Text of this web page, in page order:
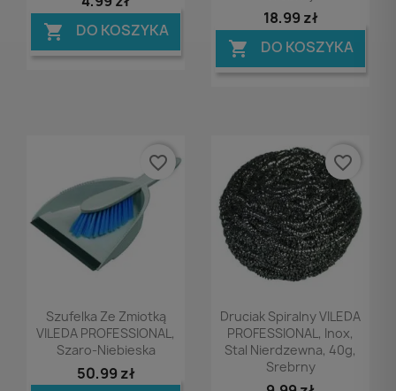
 DO KOSZYKA
18,99 zł
 DO KOSZYKA
Podgląd
Szufelka Ze Zmiotką
VILEDA PROFESSIONAL,
Szaro-Niebieska
50,99 zł
favorite_border
Podgląd
Druciak Spiralny VILEDA
PROFESSIONAL, Inox,
Stal Nierdzewna, 40g,
Srebrny
favorite_border